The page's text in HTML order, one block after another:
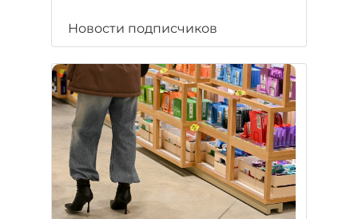
Новости подписчиков